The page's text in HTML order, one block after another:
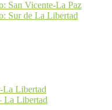
San Vicente-La Paz
Sur de La Libertad
La Libertad
La Libertad